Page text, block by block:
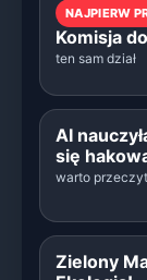
NAJPIERW
Komisja
ten sam dział
AI
się
warto
Zielony